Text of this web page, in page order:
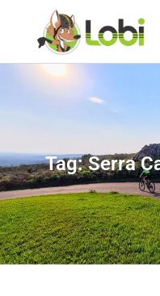
Tag: Serra